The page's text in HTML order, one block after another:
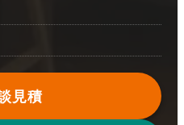
見積